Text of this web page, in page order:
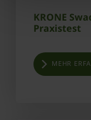
KRONE
Praxistest
MEHR